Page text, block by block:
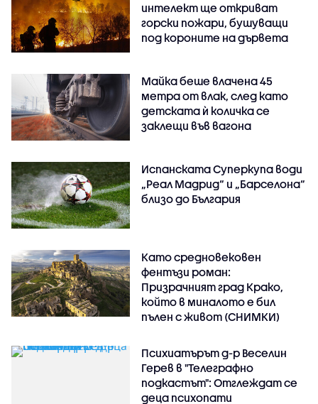
интелект ще откриват
горски пожари, бушуващи
под короните на дървета
Майка беше влачена 45
метра от влак, след като
детската ѝ количка се
заклещи във вагона
Испанската Суперкупа води
„Реал Мадрид“ и „Барселона“
близо до България
Като средновековен
фентъзи роман:
Призрачният град Крако,
който в миналото е бил
пълен с живот (СНИМКИ)
Психиатърът д-р Веселин
Герев в "Телеграфно
подкастът": Отглеждат се
деца психопати